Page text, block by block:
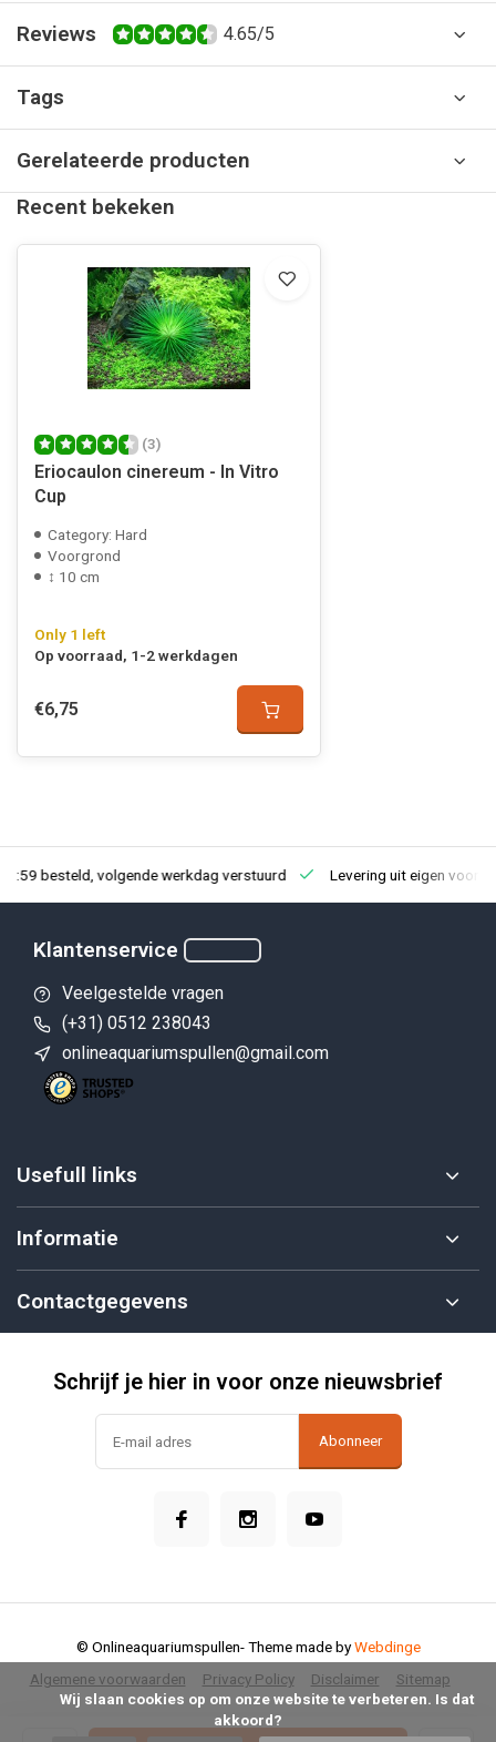
Reviews 4.65/5
Tags
Gerelateerde producten
Recent bekeken
(3)
Eriocaulon cinereum - In Vitro
Cup
Category: Hard
Voorgrond
↕ 10 cm
Only 1 left
Op voorraad, 1-2 werkdagen
€6,75
besteld, volgende werkdag verstuurd Levering uit eigen
Klantenservice
Veelgestelde vragen
(+31) 0512 238043
onlineaquariumspullen@gmail.com
Usefull links
Informatie
Contactgegevens
Schrijf je hier in voor onze nieuwsbrief
Abonneer
Algemene voorwaarden Privacy Policy Disclaimer Sitemap
© Onlineaquariumspullen- Theme made byWebdinge
akkoord?